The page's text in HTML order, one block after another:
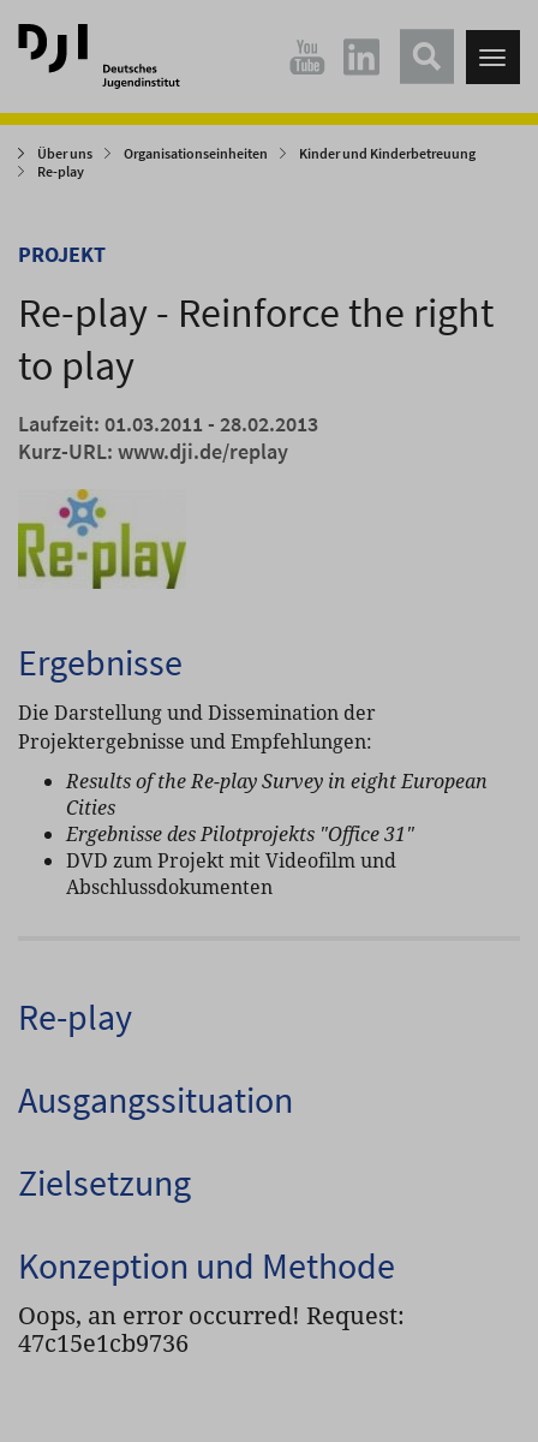
Direkt
zum
Hauptinhalt
Direkt
zum
Hauptmenü
Über uns Organisationseinheiten
Kinder und Kinderbetreuung
Re-play
PROJEKT
Re-play - Reinforce the right
to play
Laufzeit: 01.03.2011 - 28.02.2013
Kurz-URL: www.dji.de/replay
Ergebnisse
Die Darstellung und Dissemination der
Projektergebnisse und Empfehlungen:
Results of the Re-play Survey in eight European
Cities
Ergebnisse des Pilotprojekts "Office 31"
DVD zum Projekt mit Videofilm und
Abschlussdokumenten
Re-play
Ausgangssituation
Zielsetzung
Konzeption und Methode
Oops, an error occurred! Request:
47c15e1cb9736